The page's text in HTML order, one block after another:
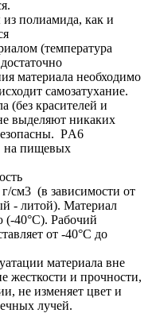
полиамида, как и
(температура
материала необходимо
самозатухание.
(без красителей и
выделяют никаких
PА6
на пищевых
см3 (в зависимости от
- литой). Материал
(-40°С). Рабочий
от -40°С до
материала вне
жесткости и прочности,
не изменяет цвет и
лучей.